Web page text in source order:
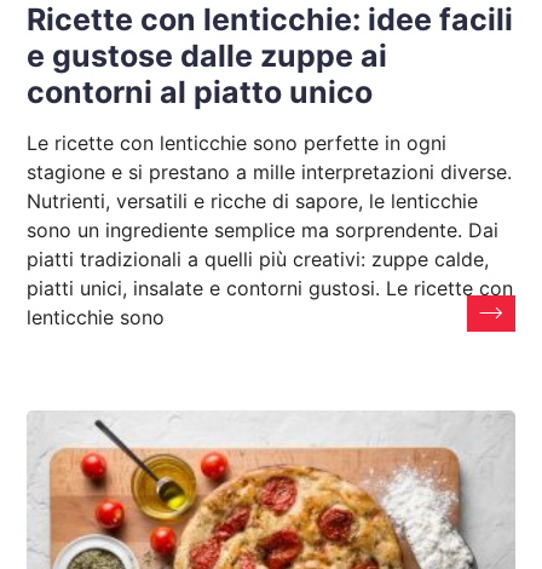
Ricette con lenticchie: idee facili
e gustose dalle zuppe ai
contorni al piatto unico
Le ricette con lenticchie sono perfette in ogni
stagione e si prestano a mille interpretazioni diverse.
Nutrienti, versatili e ricche di sapore, le lenticchie
sono un ingrediente semplice ma sorprendente. Dai
piatti tradizionali a quelli più creativi: zuppe calde,
piatti unici, insalate e contorni gustosi. Le ricette con
lenticchie sono